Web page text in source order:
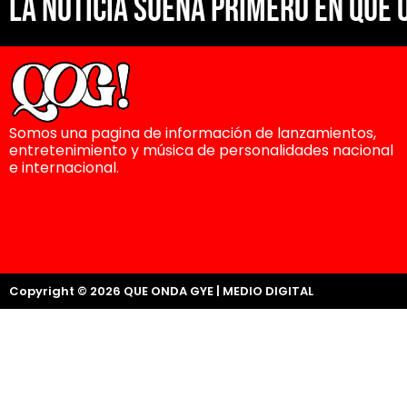
La noticia suena primero en Que
Somos una pagina de información de lanzamientos,
entretenimiento y música de personalidades nacional
e internacional.
Copyright © 2026 QUE ONDA GYE | MEDIO DIGITAL